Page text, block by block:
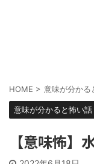
HOME > 意味が分かる
意味が分かると怖い話
【意味怖】